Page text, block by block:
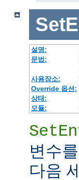
설명:
문법:
사용장소:
Override 옵션:
상태:
모듈:
변수
다음